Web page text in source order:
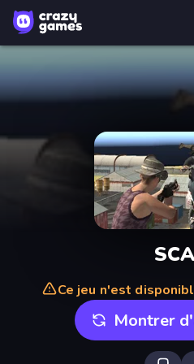
Ce jeu n'est
Montrer